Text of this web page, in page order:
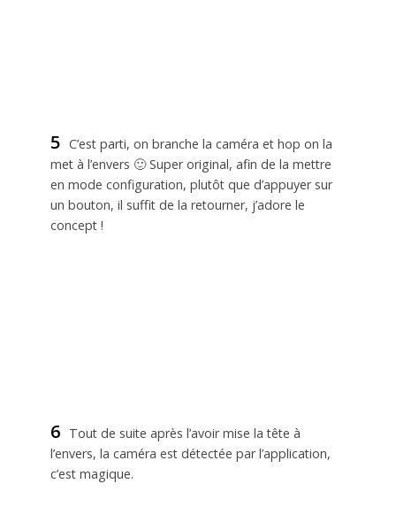
5 C’est parti, on branche la caméra et hop on la
met à l’envers 🙂 Super original, afin de la mettre
en mode configuration, plutôt que d’appuyer sur
un bouton, il suffit de la retourner, j’adore le
concept !
6
Tout de suite après l’avoir mise la tête à
l’envers, la caméra est détectée par l’application,
c’est magique.